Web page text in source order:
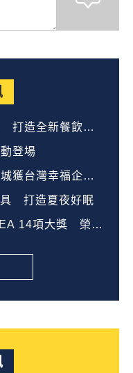
打造全新餐飲生
登場
獲台灣幸福企業
具 打造夏夜好眠
14項大獎 榮登